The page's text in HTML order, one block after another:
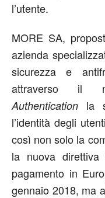
l’utente.
MORE SA,
azienda
sicurezza e
attraverso il
Authentication la
l’identità degli
così non solo la
la nuova
pagamento in
gennaio 2018, ma